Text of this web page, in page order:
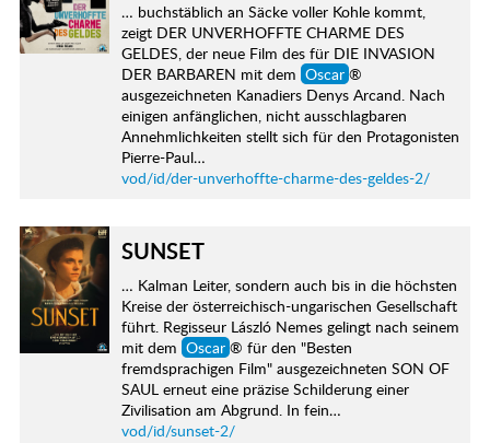
… buchstäblich an Säcke voller Kohle kommt,
zeigt DER UNVERHOFFTE CHARME DES
GELDES, der neue Film des für DIE INVASION
DER BARBAREN mit dem Oscar ®
ausgezeichneten Kanadiers Denys Arcand. Nach
einigen anfänglichen, nicht ausschlagbaren
Annehmlichkeiten stellt sich für den Protagonisten
Pierre-Paul…
vod/id/der-unverhoffte-charme-des-geldes-2/
SUNSET
… Kalman Leiter, sondern auch bis in die höchsten
Kreise der österreichisch-ungarischen Gesellschaft
führt. Regisseur László Nemes gelingt nach seinem
mit dem Oscar ® für den "Besten
fremdsprachigen Film" ausgezeichneten SON OF
SAUL erneut eine präzise Schilderung einer
Zivilisation am Abgrund. In fein…
vod/id/sunset-2/